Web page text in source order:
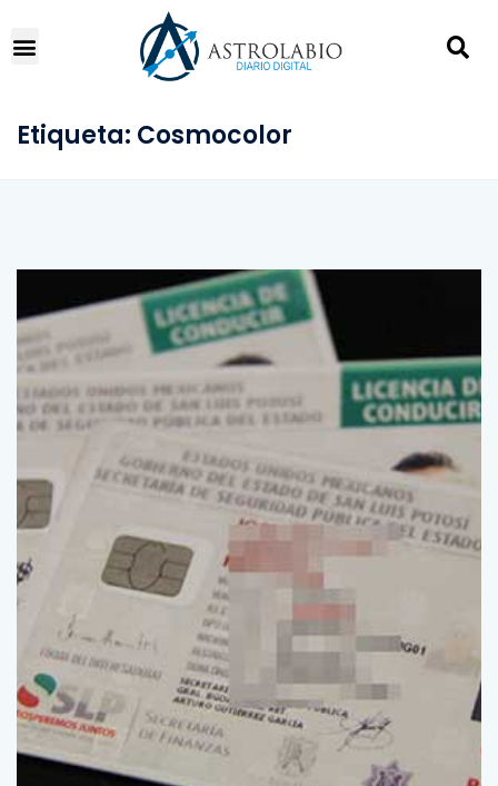
Etiqueta: Cosmocolor